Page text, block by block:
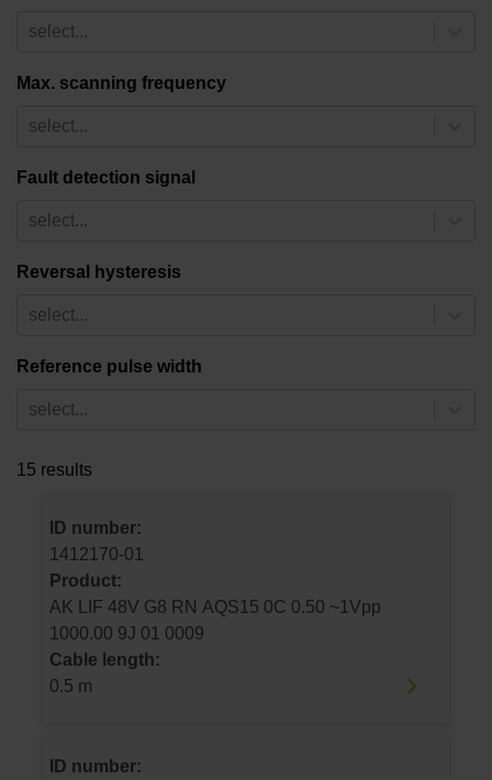
select...
Max. scanning frequency
select...
Fault detection signal
select...
Reversal hysteresis
select...
Reference pulse width
select...
15 results
ID number:
1412170-01
Product:
AK LIF 48V G8 RN AQS15 0C 0.50 ~1Vpp
1000.00 9J 01 0009
Cable length:
0.5 m
ID number: